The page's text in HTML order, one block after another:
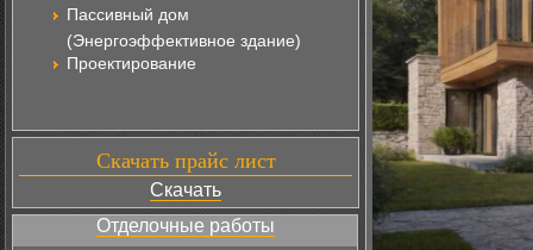
Пассивный дом
(Энергоэффективное здание)
Проектирование
Скачать прайс лист
Скачать
Отделочные работы